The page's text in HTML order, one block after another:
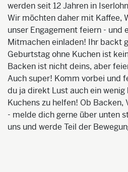
werden seit 12 Jahren in
Wir möchten daher mit Kaffee,
unser Engagement feiern - und
Mitmachen einladen! Ihr backt
Geburtstag ohne Kuchen ist
Backen ist nicht deins, aber
Auch super! Komm vorbei und
du ja direkt Lust auch ein
Kuchens zu helfen! Ob
- melde dich gerne über unten
uns und werde Teil der